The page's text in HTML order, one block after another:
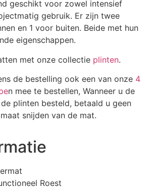
geschikt voor zowel intensief
gebruik. Er zijn twee
en 1 voor buiten. Beide met hun
eigenschappen.
met onze collectie plinten.
de bestelling ook een van onze 4
n mee te bestellen, Wanneer u de
plinten besteld, betaald u geen
snijden van de mat.
Roest